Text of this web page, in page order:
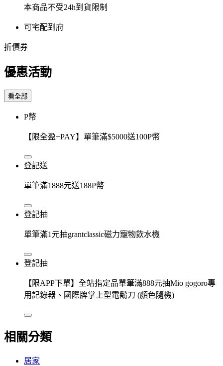
本商品不受24h到貨限制
可宅配到府
折價券
優惠活動
看全部
P幣
【限全盈+PAY】單筆滿$5000送100P幣
登記送
單筆滿1888元送188P幣
登記抽
單筆滿1元抽grantclassic磁力寵物飲水機
登記抽
【限APP下單】全站指定品單筆滿888元抽Mio gogoro專
用記錄器、國際牌掌上型電鬍刀 (顏色隨機)
相關分類
居家